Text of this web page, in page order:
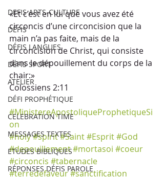
DEFIS ARTS-CULTURE
DÉFIS
DÉFIS LANGUES
DÉFIS SPORT
ATELIER
DÉFI PROPHÉTIQUE
CELEBRATION TIME
MESSAGES TEXTES
ETUDES BIBLIQUES
RÉPONSES DÉFIS PAROLE
«Et c’est en lui que vous avez été
circoncis d’une circoncision que la
main n’a pas faite, mais de la
circoncision de Christ, qui consiste
dans le dépouillement du corps de la
chair:»
‭‭Colossiens‬ ‭2:11‬ ‭
#MinistereApostoliqueProphetiqueSi
on
#holy#spirit#Saint#Esprit#God
#depouillement#mortasoi #coeur
#circoncis #tabernacle
#terredefaveur#sanctification